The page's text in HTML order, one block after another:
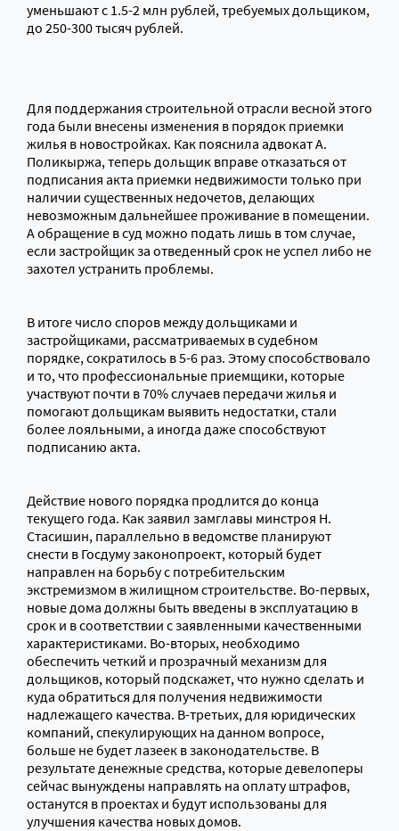
уменьшают с 1.5-2 млн рублей, требуемых дольщиком,
до 250-300 тысяч рублей.
Для поддержания строительной отрасли весной этого
года были внесены изменения в порядок приемки
жилья в новостройках. Как пояснила адвокат А.
Поликыржа, теперь дольщик вправе отказаться от
подписания акта приемки недвижимости только при
наличии существенных недочетов, делающих
невозможным дальнейшее проживание в помещении.
А обращение в суд можно подать лишь в том случае,
если застройщик за отведенный срок не успел либо не
захотел устранить проблемы.
В итоге число споров между дольщиками и
застройщиками, рассматриваемых в судебном
порядке, сократилось в 5-6 раз. Этому способствовало
и то, что профессиональные приемщики, которые
участвуют почти в 70% случаев передачи жилья и
помогают дольщикам выявить недостатки, стали
более лояльными, а иногда даже способствуют
подписанию акта.
Действие нового порядка продлится до конца
текущего года. Как заявил замглавы минстроя Н.
Стасишин, параллельно в ведомстве планируют
снести в Госдуму законопроект, который будет
направлен на борьбу с потребительским
экстремизмом в жилищном строительстве. Во-первых,
новые дома должны быть введены в эксплуатацию в
срок и в соответствии с заявленными качественными
характеристиками. Во-вторых, необходимо
обеспечить четкий и прозрачный механизм для
дольщиков, который подскажет, что нужно сделать и
куда обратиться для получения недвижимости
надлежащего качества. В-третьих, для юридических
компаний, спекулирующих на данном вопросе,
больше не будет лазеек в законодательстве. В
результате денежные средства, которые девелоперы
сейчас вынуждены направлять на оплату штрафов,
останутся в проектах и будут использованы для
улучшения качества новых домов.